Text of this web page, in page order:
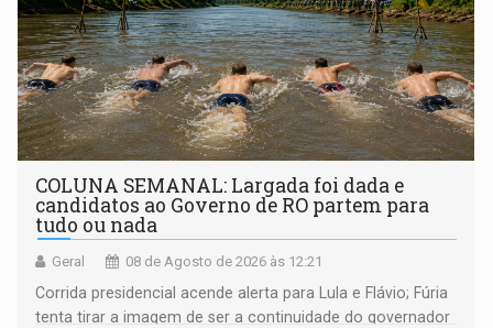
COLUNA SEMANAL: Largada foi dada e
candidatos ao Governo de RO partem para
tudo ou nada
Geral 08 de Agosto de 2026 às 12:21
Corrida presidencial acende alerta para Lula e Flávio; Fúria
tenta tirar a imagem de ser a continuidade do governador